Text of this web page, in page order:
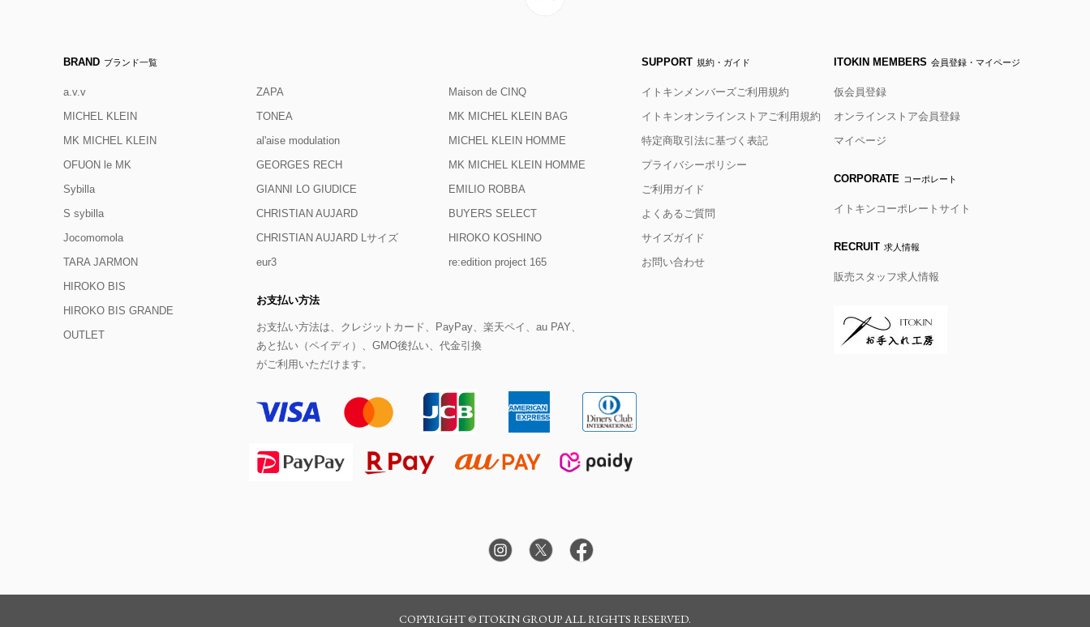
BRAND ブランド一覧
a.v.v
MICHEL KLEIN
MK MICHEL KLEIN
OFUON le MK
Sybilla
S sybilla
Jocomomola
TARA JARMON
ZAPA
TONEA
al'aise modulation
GEORGES RECH
GIANNI LO GIUDICE
CHRISTIAN AUJARD
CHRISTIAN AUJARD Lサイズ
eur3
Maison de CINQ
MK MICHEL KLEIN BAG
MICHEL KLEIN HOMME
MK MICHEL KLEIN HOMME
EMILIO ROBBA
BUYERS SELECT
HIROKO KOSHINO
re:edition project 165
HIROKO BIS
HIROKO BIS GRANDE
OUTLET
お支払い方法
お支払い方法は、クレジットカード、PayPay、楽天ペイ、au PAY、
あと払い（ペイディ）、GMO後払い、代金引換
がご利用いただけます。
SUPPORT 規約・ガイド
イトキンメンバーズご利用規約
イトキンオンラインストアご利用規約
特定商取引法に基づく表記
プライバシーポリシー
ご利用ガイド
よくあるご質問
サイズガイド
お問い合わせ
ITOKIN MEMBERS 会員登録・マイページ
仮会員登録
オンラインストア会員登録
マイページ
CORPORATE コーポレート
イトキンコーポレートサイト
RECRUIT 求人情報
販売スタッフ求人情報
COPYRIGHT © ITOKIN GROUP ALL RIGHTS RESERVED.